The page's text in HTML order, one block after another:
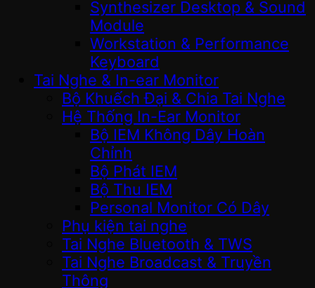
Synthesizer Desktop & Sound
Module
Workstation & Performance
Keyboard
Tai Nghe & In-ear Monitor
Bộ Khuếch Đại & Chia Tai Nghe
Hệ Thống In-Ear Monitor
Bộ IEM Không Dây Hoàn
Chỉnh
Bộ Phát IEM
Bộ Thu IEM
Personal Monitor Có Dây
Phụ kiện tai nghe
Tai Nghe Bluetooth & TWS
Tai Nghe Broadcast & Truyền
Thông